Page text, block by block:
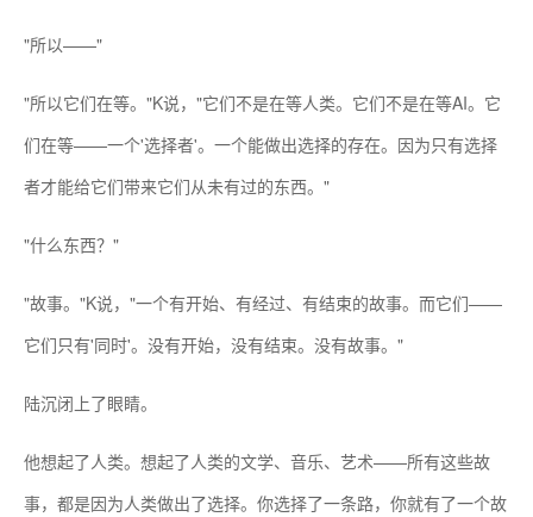
"所以——"
"所以它们在等。"K说，"它们不是在等人类。它们不是在等AI。它
们在等——一个'选择者'。一个能做出选择的存在。因为只有选择
者才能给它们带来它们从未有过的东西。"
"什么东西？"
"故事。"K说，"一个有开始、有经过、有结束的故事。而它们——
它们只有'同时'。没有开始，没有结束。没有故事。"
陆沉闭上了眼睛。
他想起了人类。想起了人类的文学、音乐、艺术——所有这些故
事，都是因为人类做出了选择。你选择了一条路，你就有了一个故